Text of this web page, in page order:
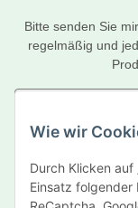
Wie wir
Durch Klicken auf
Einsatz folgender
Bitte senden Sie
regelmäßig und
Newsletter
Informationen